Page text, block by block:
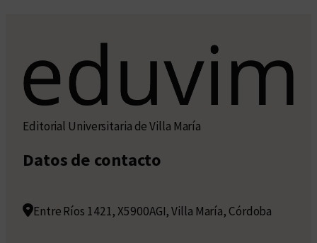
Editorial Universitaria de Villa María
Datos de contacto
Entre Ríos 1421, X5900AGI, Villa María, Córdoba